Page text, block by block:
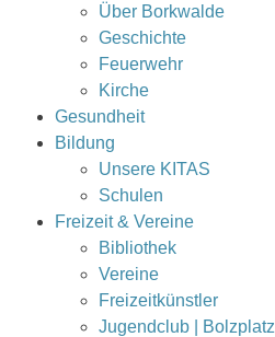
Über Borkwalde
Geschichte
Feuerwehr
Kirche
Gesundheit
Bildung
Unsere KITAS
Schulen
Freizeit & Vereine
Bibliothek
Vereine
Freizeitkünstler
Jugendclub | Bolzplatz